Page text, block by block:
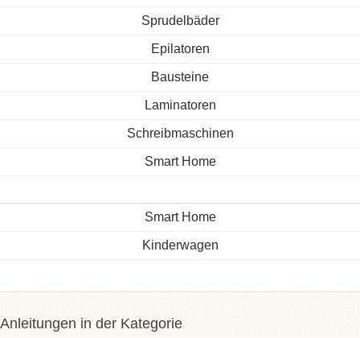
Sprudelbäder
Epilatoren
Bausteine
Laminatoren
Schreibmaschinen
Smart Home
Smart Home
Kinderwagen
Anleitungen in der Kategorie